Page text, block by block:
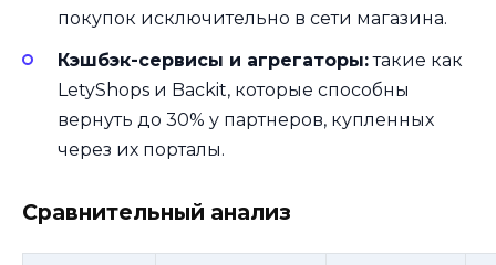
покупок исключительно в сети магазина.
Кэшбэк-сервисы и агрегаторы:такие как
LetyShops и Backit, которые способны
вернуть до 30% у партнеров, купленных
через их порталы.
Сравнительный анализ